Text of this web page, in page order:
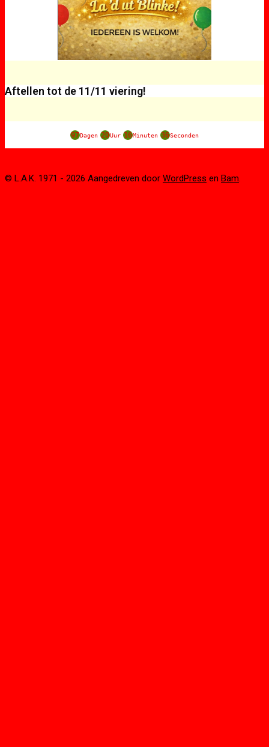
Aftellen tot de 11/11 viering!
97Dagen 20Uur 16Minuten 36Seconden
© L.A.K. 1971 - 2026 Aangedreven door WordPress en Bam